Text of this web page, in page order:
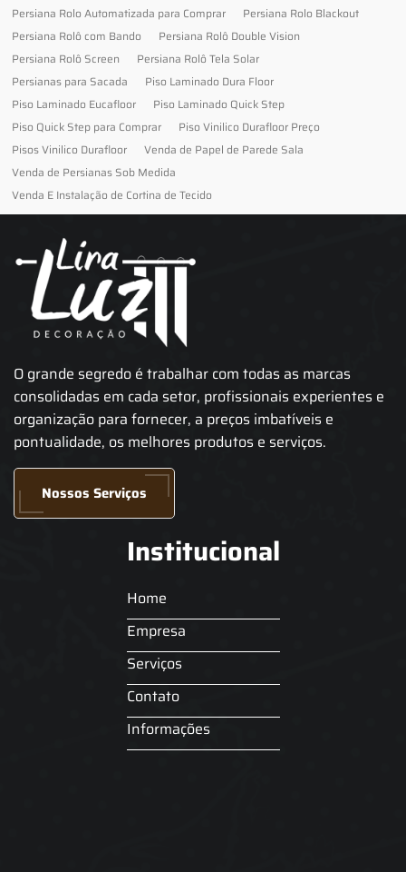
Persiana Rolo Automatizada para Comprar
Persiana Rolo Blackout
Persiana Rolô com Bando
Persiana Rolô Double Vision
Persiana Rolô Screen
Persiana Rolô Tela Solar
Persianas para Sacada
Piso Laminado Dura Floor
Piso Laminado Eucafloor
Piso Laminado Quick Step
Piso Quick Step para Comprar
Piso Vinilico Durafloor Preço
Pisos Vinilico Durafloor
Venda de Papel de Parede Sala
Venda de Persianas Sob Medida
Venda E Instalação de Cortina de Tecido
O grande segredo é trabalhar com todas as marcas
consolidadas em cada setor, profissionais experientes e
organização para fornecer, a preços imbatíveis e
pontualidade, os melhores produtos e serviços.
Nossos Serviços
Institucional
Home
Empresa
Serviços
Contato
Informações